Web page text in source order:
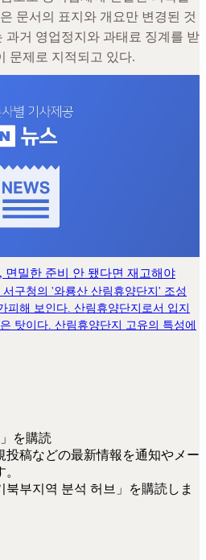
문서의 표지와 개요만 변경된 것
과거 영업정지와 과태료 징계를 받
문제로 지적되고 있다.
밀한 준비 안 됐다면 재고해야
구청의 '와룡산 산림휴양단지' 조성
피해 보인다. 산림휴양단지로서 입지
탓이다. 산림휴양단지 고유의 특성에
を購読
投稿などの最新情報を通知やメー
북부지역 분석 허브」を購読しま